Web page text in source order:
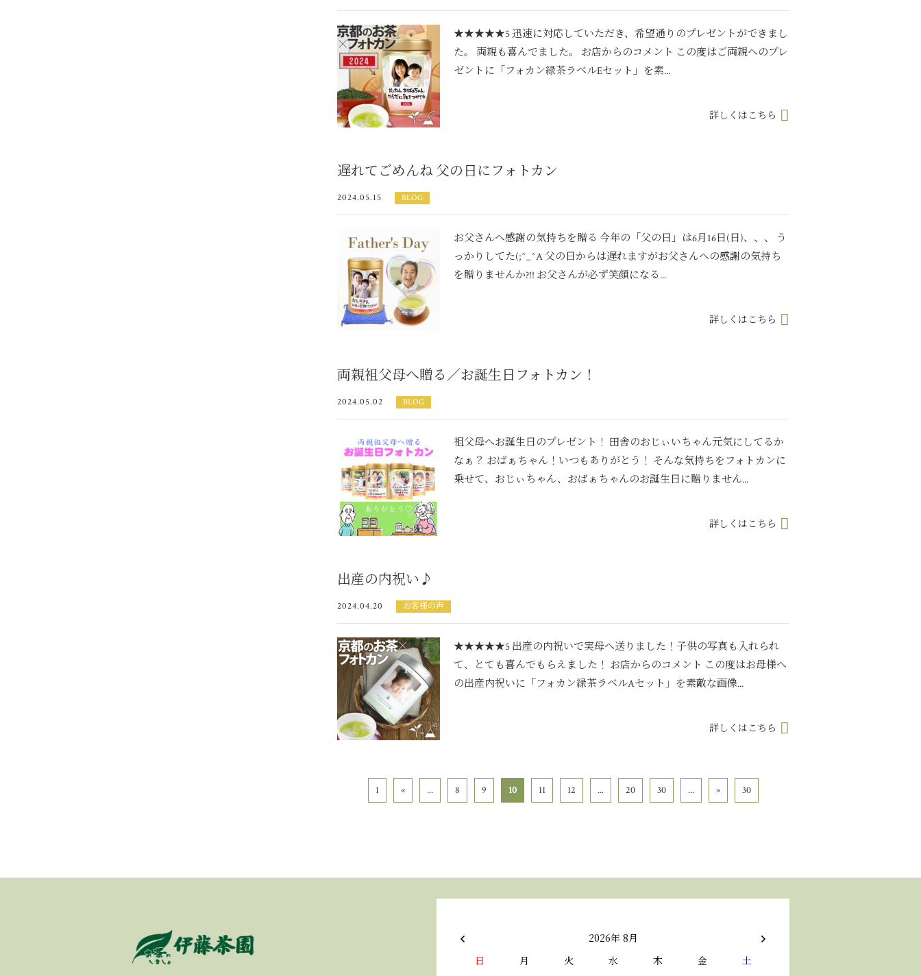
★★★★★5 迅速に対応していただき、希望通りのプレゼントができまし
た。 両親も喜んでました。 お店からのコメント この度はご両親へのプレ
ゼントに「フォカン緑茶ラベルEセット」を素...
詳しくはこちら
遅れてごめんね 父の日にフォトカン
2024.05.15 BLOG
お父さんへ感謝の気持ちを贈る 今年の「父の日」は6月16日(日)、、、 う
っかりしてた(;^_^A 父の日からは遅れますがお父さんへの感謝の気持ち
を贈りませんか?!! お父さんが必ず笑顔になる...
詳しくはこちら
両親祖父母へ贈る／お誕生日フォトカン！
2024.05.02 BLOG
祖父母へお誕生日のプレゼント！ 田舎のおじぃいちゃん元気にしてるか
なぁ？ おばぁちゃん！いつもありがとう！ そんな気持ちをフォトカンに
乗せて、おじぃちゃん、おばぁちゃんのお誕生日に贈りません...
詳しくはこちら
出産の内祝い♪
2024.04.20 お客様の声
★★★★★5 出産の内祝いで実母へ送りました！子供の写真も入れられ
て、とても喜んでもらえました！ お店からのコメント この度はお母様へ
の出産内祝いに「フォカン緑茶ラベルAセット」を素敵な画像...
詳しくはこちら
1 « ... 8 9 10 11 12 ... 20 30 ... » 30
2026年 8月
日
月 火 水 木 金 土